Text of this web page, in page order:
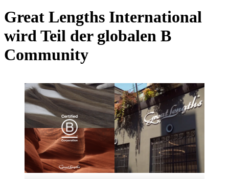
Great Lengths International
wird Teil der globalen B
Community